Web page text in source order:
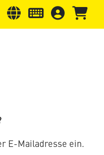
zum Header Springe
E-Mailadresse ein.